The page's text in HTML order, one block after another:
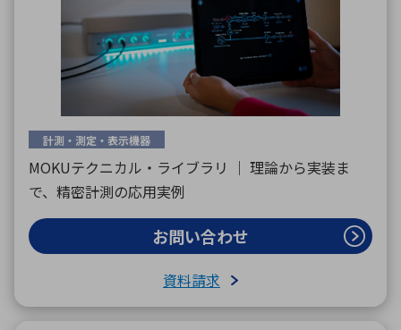
計測・測定・表示機器
MOKUテクニカル・ライブラリ ｜ 理論から実装ま
で、精密計測の応用実例
お問い合わせ
資料請求